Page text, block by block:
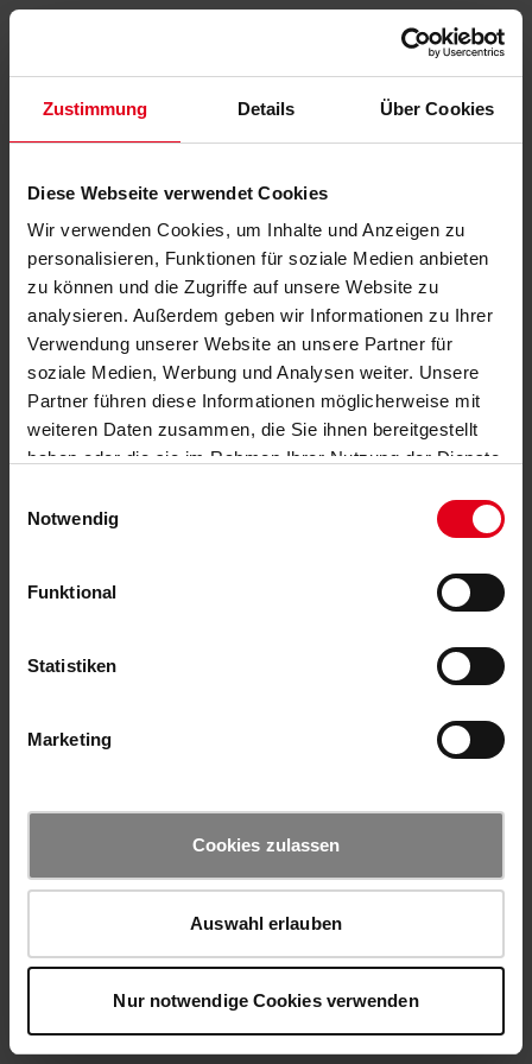
Zustimmung Details Über Cookies
Diese Webseite verwendet Cookies
Wir verwenden Cookies, um Inhalte und Anzeigen zu
personalisieren, Funktionen für soziale Medien anbieten
zu können und die Zugriffe auf unsere Website zu
analysieren. Außerdem geben wir Informationen zu Ihrer
Verwendung unserer Website an unsere Partner für
soziale Medien, Werbung und Analysen weiter. Unsere
Partner führen diese Informationen möglicherweise mit
weiteren Daten zusammen, die Sie ihnen bereitgestellt
haben oder die sie im Rahmen Ihrer Nutzung der Dienste
Notwendig
Funktional
Statistiken
Marketing
Cookies zulassen
Auswahl erlauben
Nur notwendige Cookies verwenden